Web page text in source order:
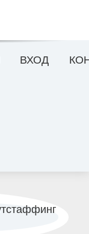
ВХОД